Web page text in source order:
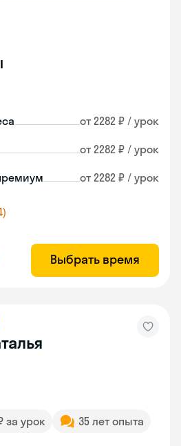
от 2282 ₽ / урок
от 2282 ₽ / урок
от 2282 ₽ / урок
Выбрать время
за урок
35 лет опыта